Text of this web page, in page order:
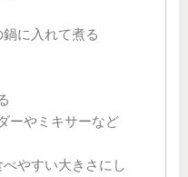
に入れて煮る
ーやミキサーなど
やすい大きさにし